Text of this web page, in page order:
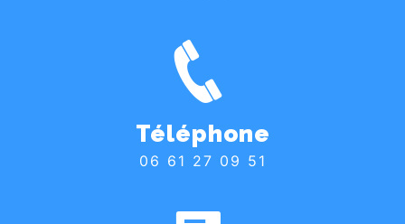
Téléphone
06 61 27 09 51